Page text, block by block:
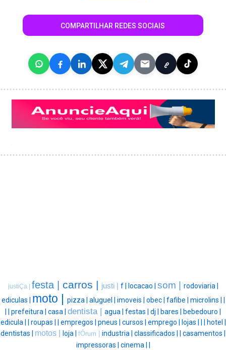
COMPARTILHAR REDES SOCIAIS
justiÇa | festa | carros | justi | f | locacao | som | rodoviaria |
ediculas | moto | pizza | aluguel | imoveis | obec | fafibe | microlins | |
| | prefeitura | casa | dentista | agua | festas | dj | bares | bebedouro |
edicula | | roupas | | empregos | pneus | cursos | emprego | lojas | | | hotel |
dentistas | motos | loja | fÓrum | industria | classificados | | casamentos |
impressoras | cinema | |